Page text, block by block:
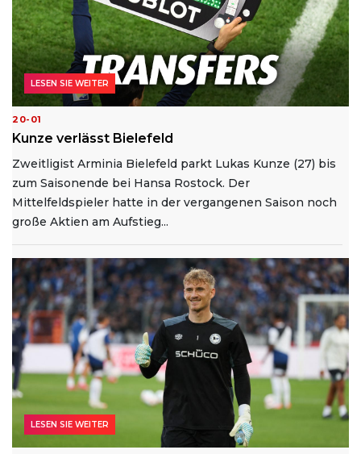
20-01
Kunze verlässt Bielefeld
Zweitligist Arminia Bielefeld parkt Lukas Kunze (27) bis
zum Saisonende bei Hansa Rostock. Der
Mittelfeldspieler hatte in der vergangenen Saison noch
große Aktien am Aufstieg...
LESEN SIE WEITER
LESEN SIE WEITER